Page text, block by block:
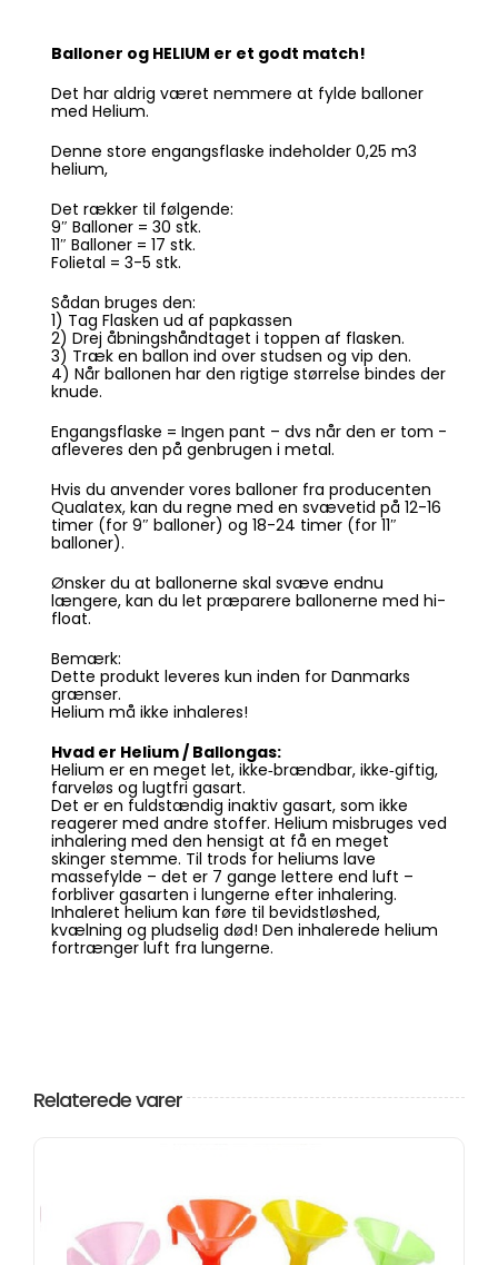
Balloner og HELIUM er et godt match!
Det har aldrig været nemmere at fylde balloner
med Helium.
Denne store engangsflaske indeholder 0,25 m3
helium,
Det rækker til følgende:
9″ Balloner = 30 stk.
11″ Balloner = 17 stk.
Folietal = 3-5 stk.
Sådan bruges den:
1) Tag Flasken ud af papkassen
2) Drej åbningshåndtaget i toppen af flasken.
3) Træk en ballon ind over studsen og vip den.
4) Når ballonen har den rigtige størrelse bindes der
knude.
Engangsflaske = Ingen pant – dvs når den er tom -
afleveres den på genbrugen i metal.
Hvis du anvender vores balloner fra producenten
Qualatex, kan du regne med en svævetid på 12-16
timer (for 9″ balloner) og 18-24 timer (for 11″
balloner).
Ønsker du at ballonerne skal svæve endnu
længere, kan du let præparere ballonerne med hi-
float.
Bemærk:
Dette produkt leveres kun inden for Danmarks
grænser.
Helium må ikke inhaleres!
Hvad er Helium / Ballongas:
Helium er en meget let, ikke‐brændbar, ikke‐giftig,
farveløs og lugtfri gasart.
Det er en fuldstændig inaktiv gasart, som ikke
reagerer med andre stoffer. Helium misbruges ved
inhalering med den hensigt at få en meget
skinger stemme. Til trods for heliums lave
massefylde – det er 7 gange lettere end luft –
forbliver gasarten i lungerne efter inhalering.
Inhaleret helium kan føre til bevidstløshed,
kvælning og pludselig død! Den inhalerede helium
fortrænger luft fra lungerne.
Relaterede varer